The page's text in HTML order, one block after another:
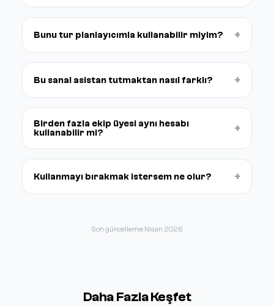
Bunu tur planlayıcımla kullanabilir miyim? +
Bu sanal asistan tutmaktan nasıl farklı? +
Birden fazla ekip üyesi aynı hesabı
kullanabilir mi?
+
Kullanmayı bırakmak istersem ne olur? +
Son güncelleme: Nisan 2026
Daha Fazla Keşfet